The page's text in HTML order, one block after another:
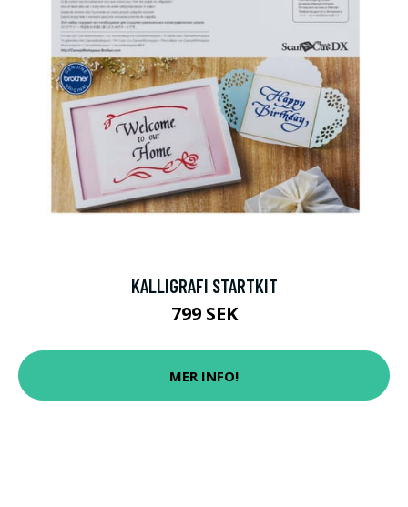
KALLIGRAFI STARTKIT
799 SEK
MER INFO!